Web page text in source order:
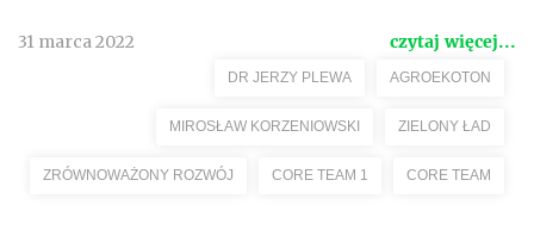
31 marca 2022 czytaj więcej...
DR JERZY PLEWA AGROEKOTON
MIROSŁAW KORZENIOWSKI ZIELONY ŁAD
ZRÓWNOWAŻONY ROZWÓJ CORE TEAM 1 CORE TEAM